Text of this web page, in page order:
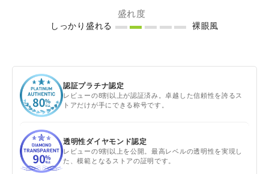
盛れ度
しっかり盛れる 裸眼風
認証プラチナ認定
レビューの8割以上が認証済み。卓越した信頼性を誇るス
トアだけが手にできる称号です。
透明性ダイヤモンド認定
レビューの9割以上を公開。最高レベルの透明性を実現し
た、模範となるストアの証明です。